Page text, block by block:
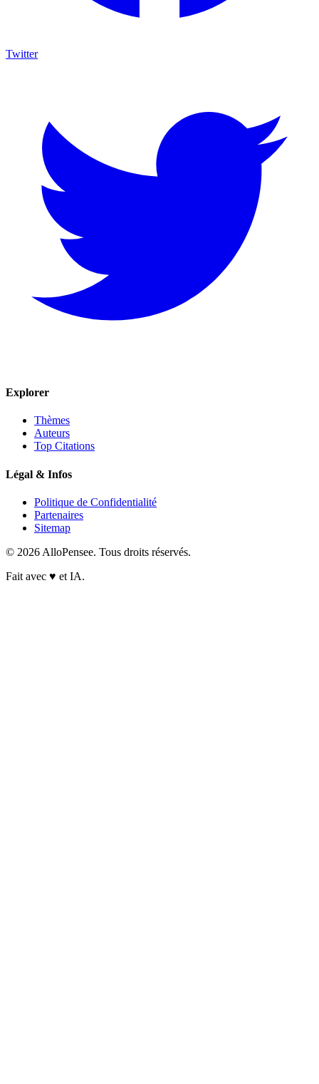
Twitter
Explorer
Thèmes
Auteurs
Top Citations
Légal & Infos
Politique de Confidentialité
Partenaires
Sitemap
© 2026 AlloPensee. Tous droits réservés.
Fait avec ♥ et IA.